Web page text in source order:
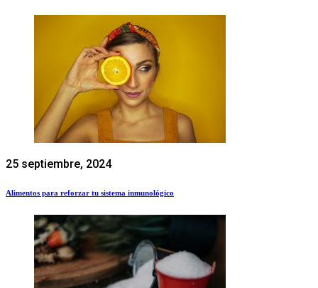
25 septiembre, 2024
Alimentos para reforzar tu sistema inmunológico